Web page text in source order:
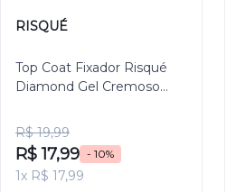
RISQUÉ
Top Coat Fixador Risqué
Diamond Gel Cremoso
R$ 19,99
R$ 17,99 - 10%
1x R$ 17,99